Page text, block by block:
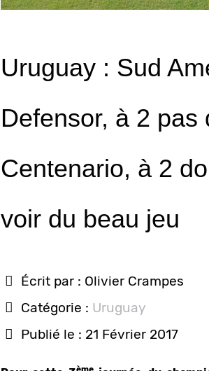
Uruguay : Sud
Defensor, à 2 pas
Centenario, à 2
voir du beau jeu
Écrit par : Olivier Crampes
Catégorie : Uruguay
Publié le : 21 Février 2017